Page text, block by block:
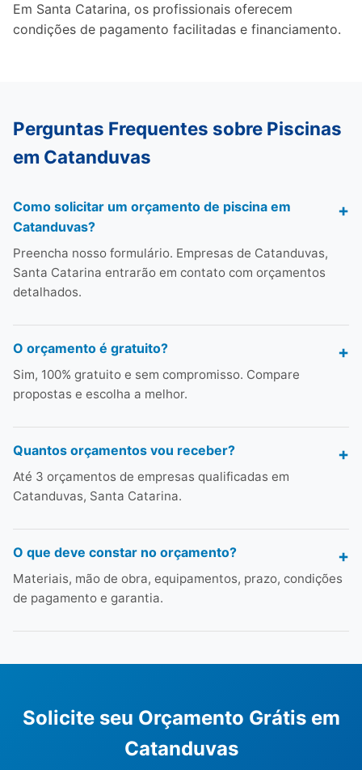
Em Santa Catarina, os profissionais oferecem
condições de pagamento facilitadas e financiamento.
Perguntas Frequentes sobre Piscinas
em Catanduvas
Como solicitar um orçamento de piscina em
Catanduvas?
Preencha nosso formulário. Empresas de Catanduvas,
Santa Catarina entrarão em contato com orçamentos
detalhados.
O orçamento é gratuito?
Sim, 100% gratuito e sem compromisso. Compare
propostas e escolha a melhor.
Quantos orçamentos vou receber?
Até 3 orçamentos de empresas qualificadas em
Catanduvas, Santa Catarina.
O que deve constar no orçamento?
Materiais, mão de obra, equipamentos, prazo, condições
de pagamento e garantia.
Solicite seu Orçamento Grátis em
Catanduvas